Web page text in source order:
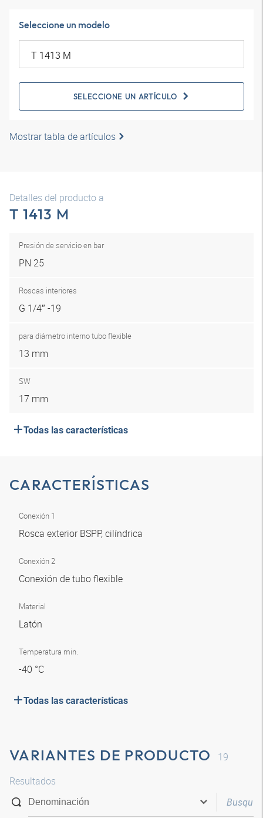
Seleccione un modelo
SELECCIONE UN ARTÍCULO
Mostrar tabla de artículos
Detalles del producto a
T 1413 M
Presión de servicio en bar
PN 25
Roscas interiores
G 1/4″ -19
para diámetro interno tubo flexible
13 mm
SW
17 mm
Todas las características
CARACTERÍSTICAS
Conexión 1
Rosca exterior BSPP, cilíndrica
Conexión 2
Conexión de tubo flexible
Material
Latón
Temperatura min.
-40 °C
Todas las características
VARIANTES DE PRODUCTO
19
Resultados